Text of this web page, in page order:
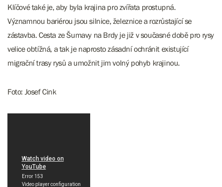
Klíčové také je, aby byla krajina pro zvířata prostupná.
Významnou bariérou jsou silnice, železnice a rozrůstající se
zástavba. Cesta ze Šumavy na Brdy je již v současné době pro rysy
velice obtížná, a tak je naprosto zásadní ochránit existující
migrační trasy rysů a umožnit jim volný pohyb krajinou.
Foto: Josef Cink